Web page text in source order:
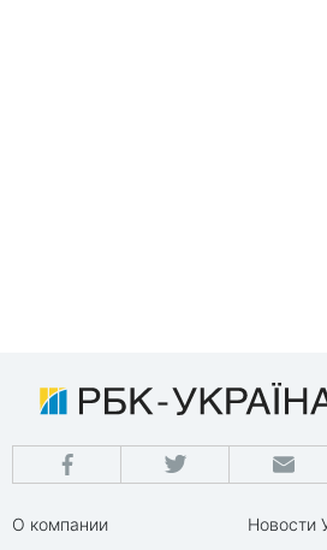
О компании
Новости